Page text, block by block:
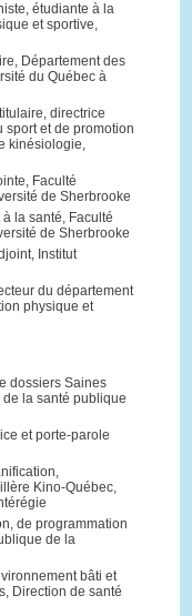
étudiante à la
et sportive,
Département des
du Québec à
directrice
et de promotion
kinésiologie,
Faculté
de Sherbrooke
la santé, Faculté
de Sherbrooke
Institut
du département
physique et
dossiers Saines
de la santé publique
et porte-parole
Kino-Québec,
de programmation
de la
bâti et
Direction de santé